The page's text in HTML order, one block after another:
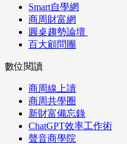
Smart自學網
商周財富網
圓桌趨勢論壇
百大顧問團
數位閱讀
商周線上讀
商周共學圈
新財富備忘錄
ChatGPT效率工作術
聲音商學院